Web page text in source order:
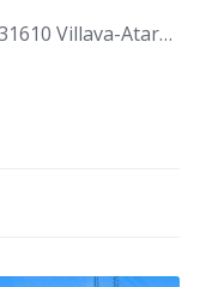
Calle Pedro de Atarrabia 17, 31610 Villava-Atarrabia, Navarra, Spanien